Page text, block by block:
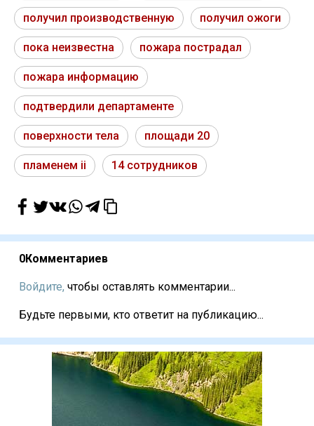
получил производственную получил ожоги
пока неизвестна пожара пострадал
пожара информацию
подтвердили департаменте
поверхности тела площади 20
пламенем ii 14 сотрудников
0Комментариев
Войдите, чтобы оставлять комментарии...
Будьте первыми, кто ответит на публикацию...